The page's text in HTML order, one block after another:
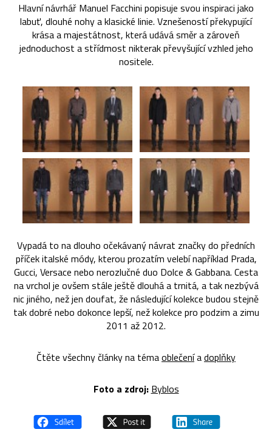
Hlavní návrhář Manuel Facchini popisuje svou inspiraci jako
labuť, dlouhé nohy a klasické linie. Vznešeností překypující
krása a majestátnost, která udává směr a zároveň
jednoduchost a střídmost nikterak převyšující vzhled jeho
nositele.
Vypadá to na dlouho očekávaný návrat značky do předních
příček italské módy, kterou prozatím velebí například Prada,
Gucci, Versace nebo nerozlučné duo Dolce & Gabbana. Cesta
na vrchol je ovšem stále ještě dlouhá a trnitá, a tak nezbývá
nic jiného, než jen doufat, že následující kolekce budou stejně
tak dobré nebo dokonce lepší, než kolekce pro podzim a zimu
2011 až 2012.
Čtěte všechny články na témaoblečeníadoplňky
Foto a zdroj: Byblos